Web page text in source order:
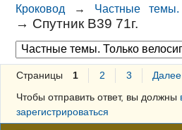
Кроковод → Частные
→ Спутник В39 71г.
Страницы 1 2 3
Далее
Чтобы отправить ответ, вы должны
зарегистрироваться